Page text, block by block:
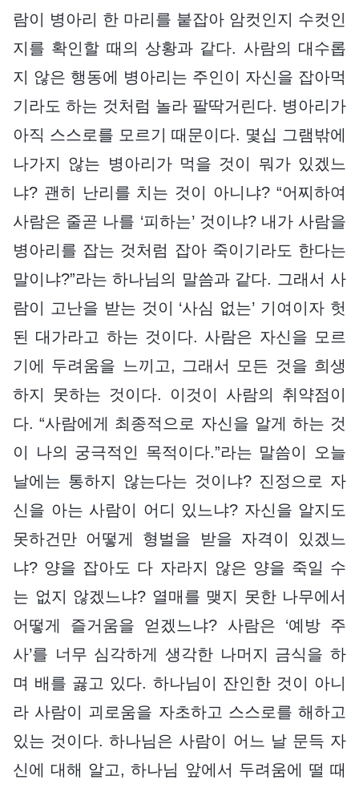
람이 병아리 한 마리를 붙잡아 암컷인지 수컷인
지를 확인할 때의 상황과 같다. 사람의 대수롭
지 않은 행동에 병아리는 주인이 자신을 잡아먹
기라도 하는 것처럼 놀라 팔딱거린다. 병아리가
아직 스스로를 모르기 때문이다. 몇십 그램밖에
나가지 않는 병아리가 먹을 것이 뭐가 있겠느
냐? 괜히 난리를 치는 것이 아니냐? “어찌하여
사람은 줄곧 나를 ‘피하는’ 것이냐? 내가 사람을
병아리를 잡는 것처럼 잡아 죽이기라도 한다는
말이냐?”라는 하나님의 말씀과 같다. 그래서 사
람이 고난을 받는 것이 ‘사심 없는’ 기여이자 헛
된 대가라고 하는 것이다. 사람은 자신을 모르
기에 두려움을 느끼고, 그래서 모든 것을 희생
하지 못하는 것이다. 이것이 사람의 취약점이
다. “사람에게 최종적으로 자신을 알게 하는 것
이 나의 궁극적인 목적이다.”라는 말씀이 오늘
날에는 통하지 않는다는 것이냐? 진정으로 자
신을 아는 사람이 어디 있느냐? 자신을 알지도
못하건만 어떻게 형벌을 받을 자격이 있겠느
냐? 양을 잡아도 다 자라지 않은 양을 죽일 수
는 없지 않겠느냐? 열매를 맺지 못한 나무에서
어떻게 즐거움을 얻겠느냐? 사람은 ‘예방 주
사’를 너무 심각하게 생각한 나머지 금식을 하
며 배를 곯고 있다. 하나님이 잔인한 것이 아니
라 사람이 괴로움을 자초하고 스스로를 해하고
있는 것이다. 하나님은 사람이 어느 날 문득 자
신에 대해 알고, 하나님 앞에서 두려움에 떨 때